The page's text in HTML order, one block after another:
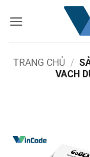
qua
TRANG CHỦ /
VACH